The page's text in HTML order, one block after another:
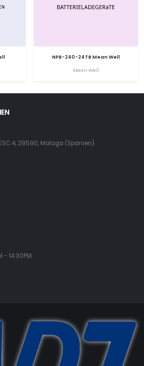
NPB-240-24TB Mean Well
Mean Well
4, 29590, Malaga (Spanien)
14:30PM